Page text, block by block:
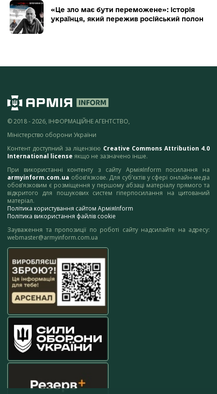
«Це зло має бути переможене»: історія
українця, який пережив російський полон
© 2018 - 2026, ІНФОРМАЦІЙНЕ АГЕНТСТВО,
Міністерство оборони України
Контент доступний за ліцензією Creative Commons Attribution 4.0
International license якщо не зазначено інше.
При використанні контенту з сайту АрміяInform посилання на
armyinform.com.ua обов’язкове. Для суб’єктів у сфері онлайн-медіа
обов’язковим є розміщення у першому абзаці матеріалу прямого та
відкритого для пошукових систем гіперпосилання на цитований
матеріал.
Політика користування сайтом АрміяInform
Політика використання файлів cookie
Зауваження та пропозиції по роботі сайту надсилайте на адресу:
webmaster@armyinform.com.ua